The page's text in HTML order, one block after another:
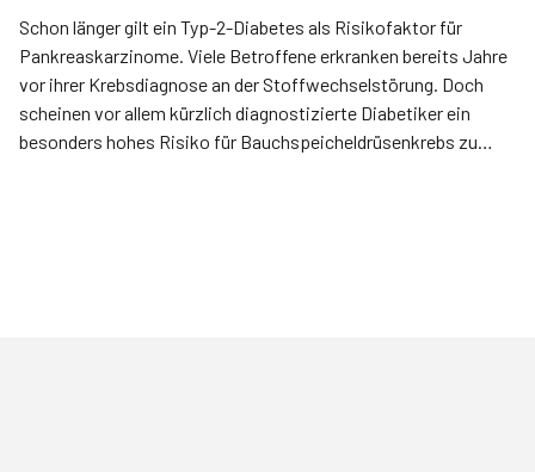
Schon länger gilt ein Typ-2-Diabetes als Risikofaktor für
Pankreaskarzinome. Viele Betroffene erkranken bereits Jahre
vor ihrer Krebsdiagnose an der Stoffwechselstörung. Doch
scheinen vor allem kürzlich diagnostizierte Diabetiker ein
besonders hohes Risiko für Bauchspeicheldrüsenkrebs zu